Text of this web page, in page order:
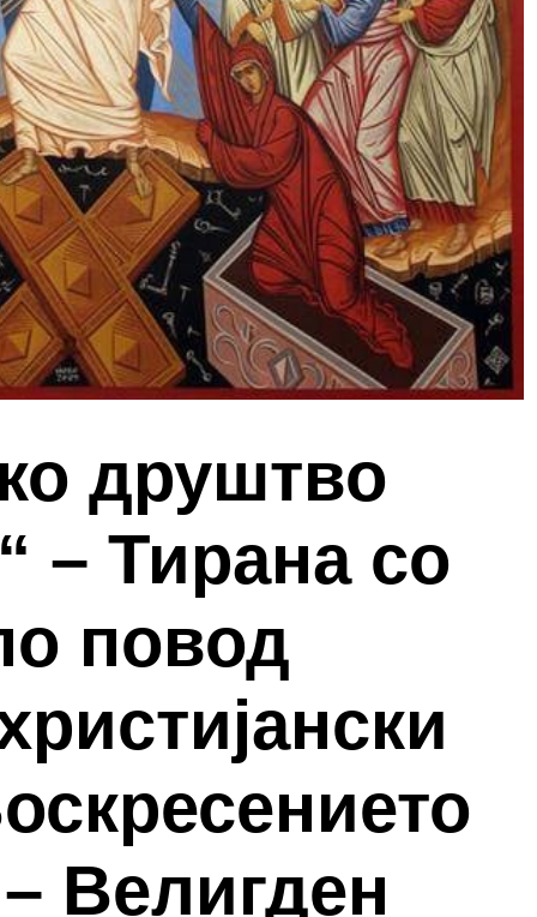
друштво
– Тирана со
повод
Велигден